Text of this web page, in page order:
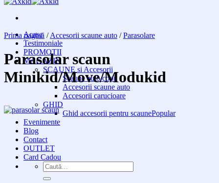
Acasa
Testimoniale
PROMOTII
MAGAZIN
SCAUNE si Accesorii
Scaune auto copii
Accesorii scaune auto
Accesorii carucioare
GHID
Ghid accesorii pentru scaune
Evenimente
Blog
Contact
OUTLET
Card Cadou
Caută
după:
Prima pagină / Accesorii scaune auto / Parasolare
Parasolar scaun
Minikid/Move/Modukid